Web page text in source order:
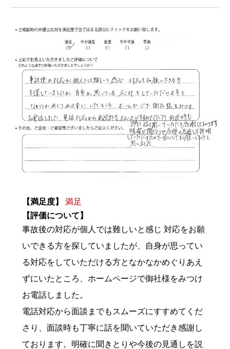
【満足度】
満足
【評価について】
事故後の対応が個人では難しいと感じ 対応をお願
いできる方を探していましたが、自身が思ってい
る対応をしていただける方となかなかめぐりあえ
ずにいたところ、ホームページで御社様をみつけ
お電話しました。
電話対応から面談までもスムーズにすすめてくだ
さり、面談時も丁寧に話を聞いていただき感謝し
ております。明確に聞きとりや今後の見通しを説